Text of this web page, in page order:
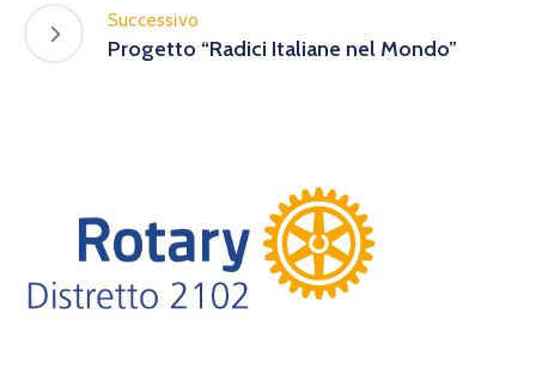
Successivo
Progetto “Radici Italiane nel Mondo”